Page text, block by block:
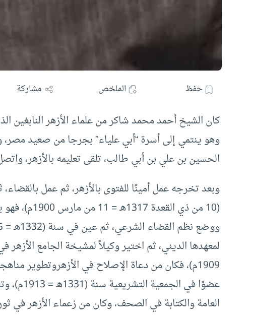
حفظ الملخص مشاركة
كان الشيخ أحمد محمد شاكر من علماء الأزهر النابغين
وهو ينتمي إلى أسرة “أبي علياء” بجرجا من صعيد مصر،
الحسين بن علي بن أبي طالب، تلقى تعليمه بالأزهر،
وبعد تخرجه عمل أمينًا للفتوى بالأزهر، ثم عمل
(10 من ذي
1909م)، فكان من دعاة الإصلاح في الأزهروتطوير
عضوًا في
العامة والكتابة في الصحف، وكان من زعماء الأزهر في ثورة